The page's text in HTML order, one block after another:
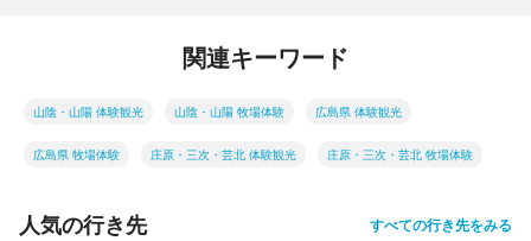
関連キーワード
山陰・山陽 体験観光 山陰・山陽 牧場体験 広島県 体験観光
広島県 牧場体験 庄原・三次・芸北 体験観光 庄原・三次・芸北 牧場体験
人気の行き先 すべての行き先をみる